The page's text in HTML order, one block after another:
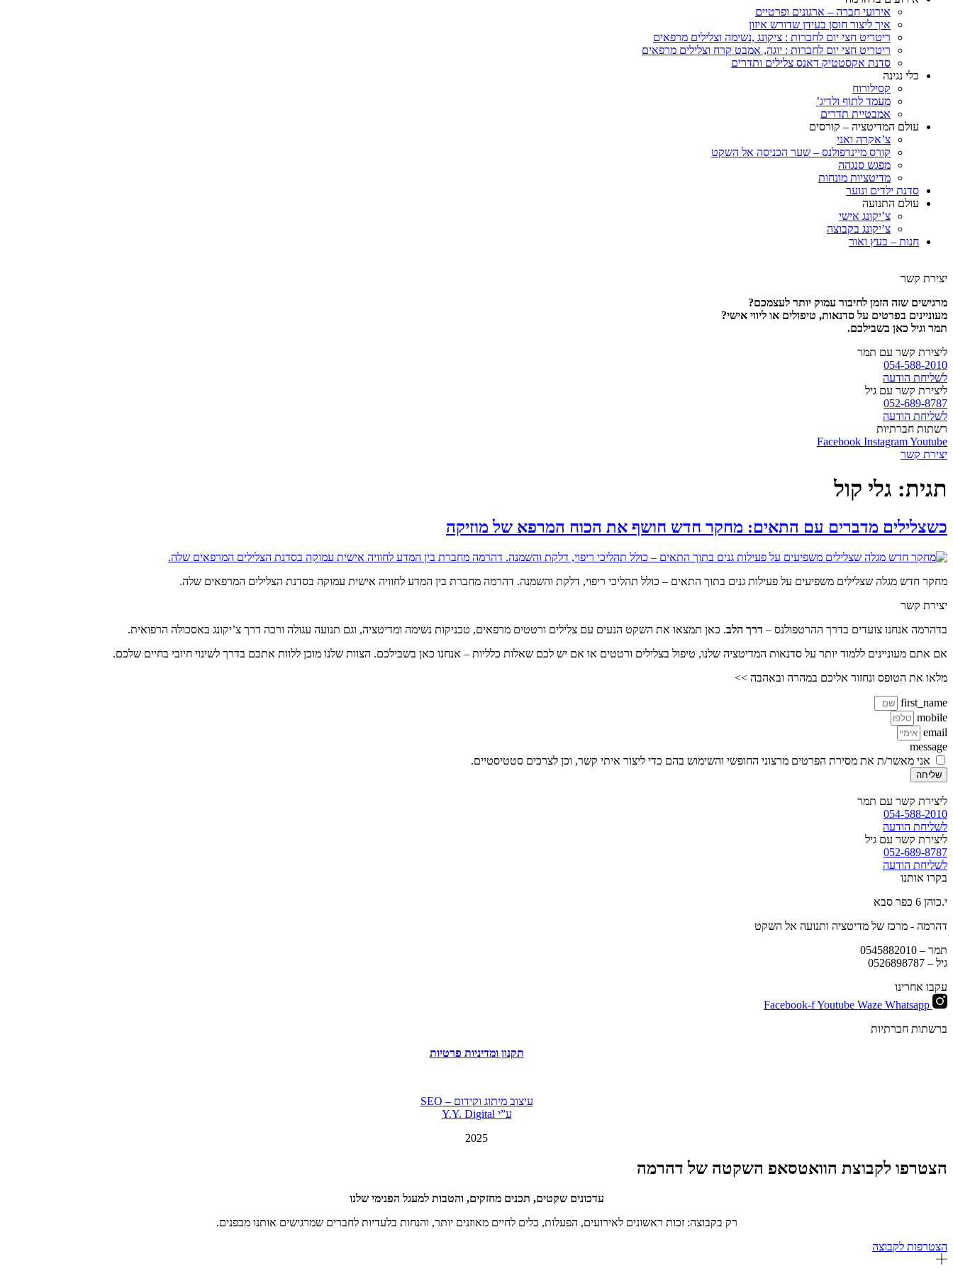
אירועי חברה – ארגונים ופרטיים
איך ליצור חוסן בעידן שדורש איזון
ריטריט חצי יום לחברות : ציקונג ,נשימה וצלילים מרפאים
ריטריט חצי יום לחברות : יוגה, אמבט קרח וצלילים מרפאים
סדנת אקסטטיק דאנס צלילים ותדרים
כלי נגינה
קסילורוח
מעמד לתוף ולדיג’
אמבטיית תדרים
עולם המדיטציה – קורסים
צ’אקרה ואני
קורס מיינדפולנס – שער הכניסה אל השקט
מפגש סנגהה
מדיטציות מונחות
סדנת ילדים ונוער
עולם התנועה
צ’יקונג אישי
צ’יקונג בקבוצה
חנות – בעץ ואור
יצירת קשר
מרגישים שזה הזמן לחיבור עמוק יותר לעצמכם?
מעוניינים בפרטים על סדנאות, טיפולים או ליווי אישי?
תמר וגיל כאן בשבילכם.
ליצירת קשר עם תמר
054-588-2010
לשליחת הודעה
ליצירת קשר עם גיל
052-689-8787
לשליחת הודעה
רשתות חברתיות
Facebook InstagramYoutube
יצירת קשר
תגית: גלי קול
כשצלילים מדברים עם התאים: מחקר חדש חושף את הכוח המרפא של מוזיקה
מחקר חדש מגלה שצלילים משפיעים על פעילות גנים בתוך התאים – כולל תהליכי ריפוי, דלקת והשמנה. דהרמה מחברת בין המדע לחוויה אישית עמוקה בסדנת הצלילים המרפאים שלה.
יצירת קשר
בדהרמה אנחנו צועדים בדרך ההרטפולנס – דרך הלב. כאן תמצאו את השקט הנעים עם צלילים ורטטים מרפאים, טכניקות נשימה ומדיטציה, וגם תנועה עגולה ורכה דרך צ’יקונג באסכולה הרפואית.
אם אתם מעוניינים ללמוד יותר על סדנאות המדיטציה שלנו, טיפול בצלילים ורטטים או אם יש לכם שאלות כלליות – אנחנו כאן בשבילכם. הצוות שלנו מוכן ללוות אתכם בדרך לשינוי חיובי בחיים שלכם.
מלאו את הטופס ונחזור אליכם במהרה ובאהבה >>
first_name
mobile
email
message
אני מאשר/ת את מסירת הפרטים מרצוני החופשי והשימוש בהם כדי ליצור איתי קשר, וכן לצרכים סטטיסטיים.
שליחה
ליצירת קשר עם תמר
054-588-2010
לשליחת הודעה
ליצירת קשר עם גיל
052-689-8787
לשליחת הודעה
בקרו אותנו
י.כוהן 6 כפר סבא
דהרמה - מרכז של מדיטציה ותנועה אל השקט
תמר – 0545882010
גיל – 0526898787
עקבו אחרינו
Facebook-fYoutube Waze Whatsapp
ברשתות חברתיות
תקנון ומדיניות פרטיות
עיצוב מיתוג וקידום – SEO
ע”י Y.Y. Digital
2025
הצטרפו לקבוצת הוואטסאפ השקטה של דהרמה
עדכונים שקטים, תכנים מחזקים, והטבות למעגל הפנימי שלנו
רק בקבוצה: זכות ראשונים לאירועים, הפעלות, כלים לחיים מאוזנים יותר, והנחות בלעדיות לחברים שמרגישים אותנו מבפנים.
הצטרפות לקבוצה